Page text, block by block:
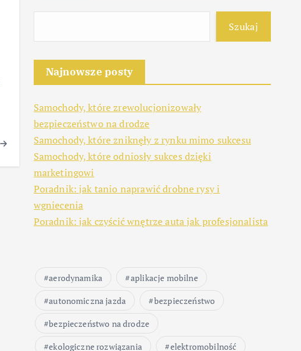
Szukaj
Najnowsze posty
Samochody, które zrewolucjonizowały
bezpieczeństwo na drodze
Samochody, które zniknęły z rynku mimo sukcesu
Samochody, które odniosły sukces dzięki
marketingowi
Poradnik: jak tanio naprawić drobne rysy i
wgniecenia
Poradnik: jak czyścić wnętrze auta jak profesjonalista
aerodynamika
aplikacje mobilne
autonomiczna jazda
bezpieczeństwo
bezpieczeństwo na drodze
ekologiczne rozwiązania
elektromobilność